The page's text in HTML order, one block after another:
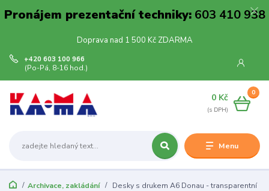
Pronájem prezentační techniky:603 410 938
Doprava nad 1 500 Kč ZDARMA
Menu
+420 603 100 966
(Po-Pá, 8-16 hod.)
0
0 Kč
Archivace, zakládání
Desky s drukem A6 Donau - transparentní